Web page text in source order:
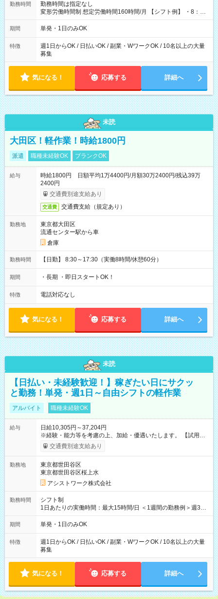
勤務時間
勤務時間は指定なし
変形労働時間制 想定労働時間160時間/月 【シフト例】 ・8：00
～21：00
期間 単発・1日のみOK
特徴
週1日からOK / 日払いOK / 副業・WワークOK / 10名以上の大量
募集
気になる！ 応募する 詳細へ
未読
大田区！軽作業！時給1800円
派遣 職種未経験OK ブランクOK
給与
時給1800円 日額平均1万4400円/月額30万2400円/残込39万
2400円
交通費別途支給あり
交通費 交通費支給（規定あり）
勤務地
東京都大田区
流通センター駅から車
倉庫
勤務時間 【日勤】 8:30～17:30（実働8時間/休憩60分）
期間 ・長期 ・即日スタートOK！
特徴 電話対応なし
気になる！ 応募する 詳細へ
未読
【日払い・未経験歓迎！】稼ぎたい日にサクッ
と勤務！単発・週1日～自由シフトの軽作業
アルバイト 職種未経験OK
給与
日給10,305円～37,204円
※経験・能力等を考慮の上、加給・優遇いたします。 【試用期
間】試用期間なし
交通費別途支給あり
勤務地
東京都世田谷区
東京都世田谷区桜上水
アシストワーク株式会社
勤務時間
シフト制
1日あたりの実働時間：最大15時間/日 ＜1週間の勤務例＞週3回
勤務 勤務：月・水・金 休み：火・木・土・日 好きな時にお仕事
可能です！ ※1日あたりの最大実働時間は日勤、夜勤共に勤務し
期間 単発・1日のみOK
特徴
週1日からOK / 日払いOK / 副業・WワークOK / 10名以上の大量
募集
気になる！ 応募する 詳細へ